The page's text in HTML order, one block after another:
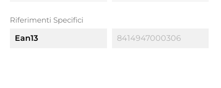
Riferimenti Specifici
Ean13
8414947000306